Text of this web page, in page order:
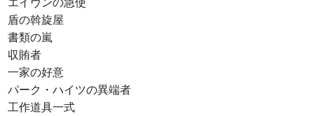
盾の斡旋屋
書類の嵐
収賄者
一家の好意
パーク・ハイツの異端者
工作道具一式